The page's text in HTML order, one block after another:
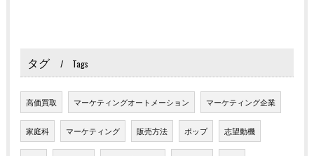
タグ Tags
高価買取 マーケティングオートメーション マーケティング企業
家庭科 マーケティング 販売方法 ポップ 志望動機